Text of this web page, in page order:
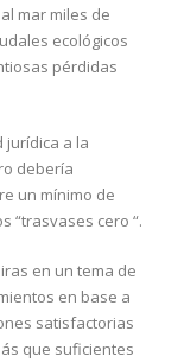
mar miles de
ecológicos
pérdidas
jurídica a la
debería
un mínimo de
“trasvases cero “.
en un tema de
en base a
satisfactorias
que suficientes